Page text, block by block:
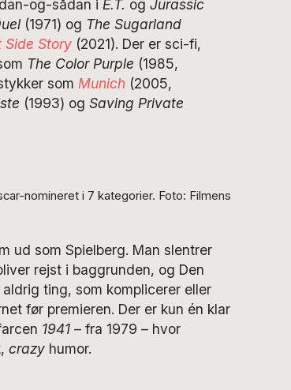
og-sådan i E.T. og Jurassic
(1971) og The Sugarland
Side Story(2021). Der er sci-fi,
The Color Purple (1985,
som Munich(2005,
(1993) og Saving Private
nomineret i 7 kategorier. Foto: Filmens
ud som Spielberg. Man slentrer
rejst i baggrunden, og Den
ting, som komplicerer eller
før premieren. Der er kun én klar
1941 – fra 1979 – hvor
crazyhumor.